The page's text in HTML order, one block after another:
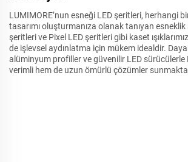
LUMIMORE’nun esneği LED şeritleri, herhangi
tasarımı oluşturmanıza olanak tanıyan esneklik
şeritleri ve Pixel LED şeritleri gibi kaset
de işlevsel aydınlatma için mükem idealdir.
alüminyum profiller ve güvenilir LED sürücülerle
verimli hem de uzun ömürlü çözümler